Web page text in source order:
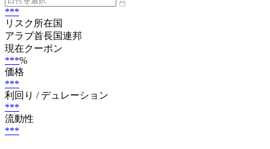
***
リスク所在国
アラブ首長国連邦
現在クーポン
***%
価格
***
利回り / デュレーション
***
流動性
***